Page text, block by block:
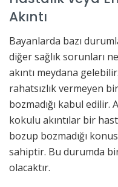
Akıntı
Bayanlarda bazı
diğer sağlık sorunları
akıntı meydana
rahatsızlık vermeyen
bozmadığı kabul edilir.
kokulu akıntılar bir
bozup bozmadığı
sahiptir. Bu durumda
olacaktır.